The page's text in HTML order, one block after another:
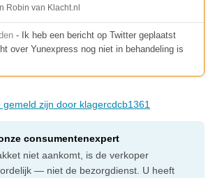
Robin van Klacht.nl
- Ik heb een bericht op Twitter geplaatst
over Yunexpress nog niet in behandeling is
zijn door klagercdcb1361
consumentenexpert
niet aankomt, is de verkoper
— niet de bezorgdienst. U heeft